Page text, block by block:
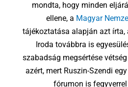
mondta, hogy minden
ellene, a Magyar
tájékoztatása alapján azt írta,
Iroda továbbra is
szabadság megsértése
azért, mert Ruszin-Szendi
fórumon is